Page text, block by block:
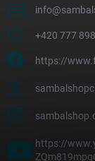
info@
+420 777
https://
https://